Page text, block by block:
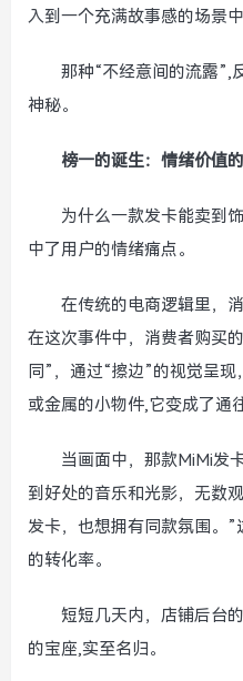
入到一个充满故事感的场景中
那种“不经意间的流露”,
神秘。
榜一的诞生：情绪价值
为什么一款发卡能卖到
中了用户的情绪痛点。
在传统的电商逻辑里，
在这次事件中，消费者购买
同”，通过“擦边”的视觉呈
或金属的小物件,它变成了通
当画面中，那款MiMi发
到好处的音乐和光影，无数
发卡，也想拥有同款氛围。
的转化率。
短短几天内，店铺后台
的宝座,实至名归。